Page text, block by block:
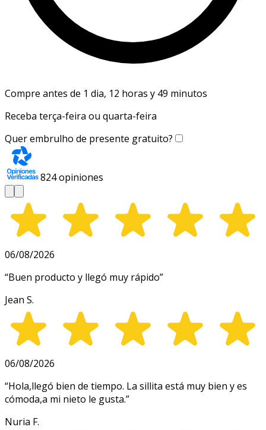
Compre antes de 1 dia, 12 horas y 49 minutos
Receba terça-feira ou quarta-feira
Quer embrulho de presente gratuito?
824opiniones
06/08/2026
“Buen producto y llegó muy rápido”
Jean S.
06/08/2026
“Hola,llegó bien de tiempo. La sillita está muy bien y es
cómoda,a mi nieto le gusta.”
Nuria F.